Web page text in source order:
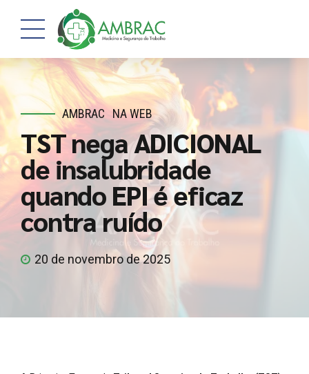
AMBRAC NA WEB
TST nega ADICIONAL
de insalubridade
quando EPI é eficaz
contra ruído
20 de novembro de 2025